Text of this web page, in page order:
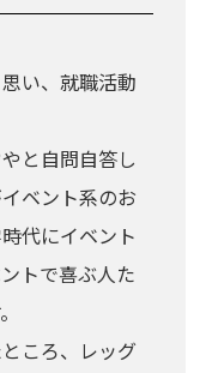
い、就職活動
と自問自答し
ベント系のお
代にイベント
トで喜ぶ人た
ころ、レッグ